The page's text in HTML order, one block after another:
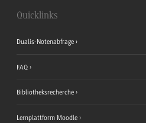
Quicklinks
Dualis-Notenabfrage
FAQ
Bibliotheksrecherche
Lernplattform Moodle